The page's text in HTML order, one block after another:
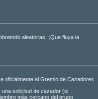
aleatorias. ¡Que fluya la
oficialmente al Gremio de Cazadores
solicitud de cazador (si
más cercano del grupo